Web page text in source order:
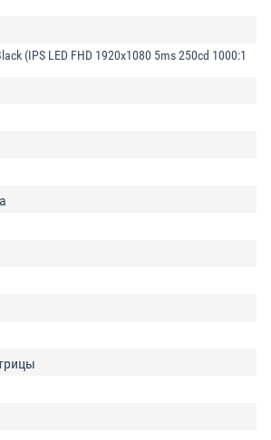
(IPS LED FHD 1920x1080 5ms 250cd 1000:1